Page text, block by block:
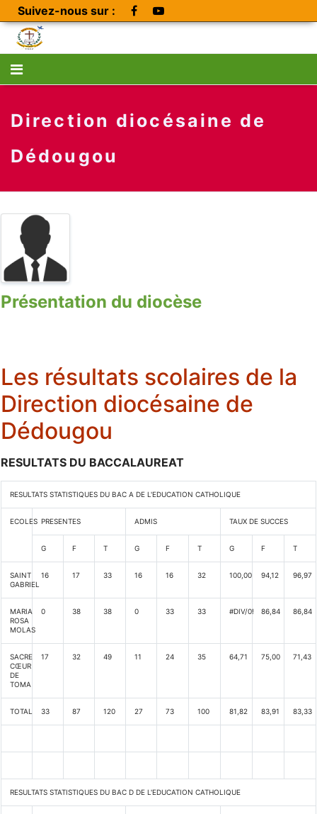
Suivez-nous sur :
Direction diocésaine de
Dédougou
Présentation du diocèse
Les résultats scolaires de la
Direction diocésaine de
Dédougou
RESULTATS DU BACCALAUREAT
RESULTATS STATISTIQUES DU BAC A DE L'EDUCATION CATHOLIQUE
ECOLES PRESENTES ADMIS TAUX DE SUCCES
G F T G F T G F T
SAINT
GABRIEL
16 17 33 16 16 32 100,00 94,12 96,97
MARIA
ROSA
MOLAS
0 38 38 0 33 33 #DIV/0! 86,84 86,84
SACRE
CŒUR
DE
TOMA
17 32 49 11 24 35 64,71 75,00 71,43
TOTAL 33 87 120 27 73 100 81,82 83,91 83,33
RESULTATS STATISTIQUES DU BAC D DE L'EDUCATION CATHOLIQUE